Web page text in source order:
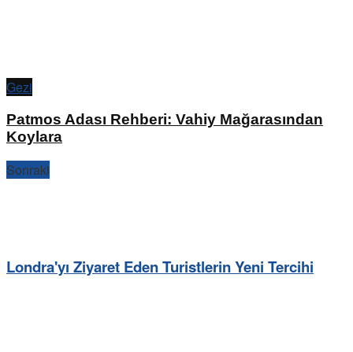
Gezi
Patmos Adası Rehberi: Vahiy Mağarasından
Koylara
Sonraki
Londra'yı Ziyaret Eden Turistlerin Yeni Tercihi